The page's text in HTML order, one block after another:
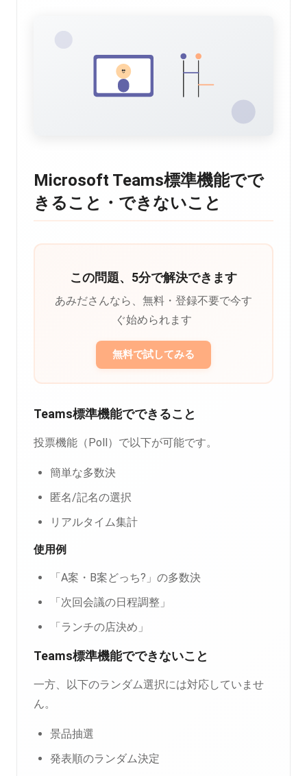
Microsoft Teams標準機能でで
きること・できないこと
この問題、5分で解決できます
あみださんなら、無料・登録不要で今す
ぐ始められます
無料で試してみる
Teams標準機能でできること
投票機能（Poll）で以下が可能です。
簡単な多数決
匿名/記名の選択
リアルタイム集計
使用例
「A案・B案どっち?」の多数決
「次回会議の日程調整」
「ランチの店決め」
Teams標準機能でできないこと
一方、以下のランダム選択には対応していませ
ん。
景品抽選
発表順のランダム決定